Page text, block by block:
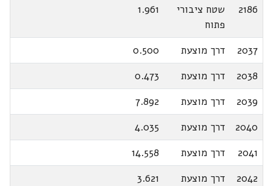
2186
שטח ציבורי
פתוח
1.961
2037 דרך מוצעת
0.500
2038
דרך מוצעת
0.473
2039
דרך מוצעת
7.892
2040
דרך מוצעת
4.035
2041
דרך מוצעת
14.558
2042
דרך מוצעת
3.621